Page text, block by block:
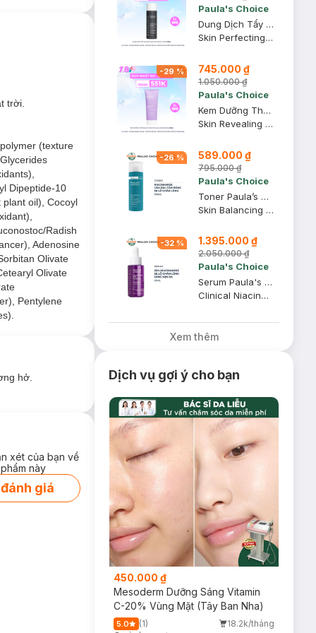
2 dung tích
trời.
(texture
Dipeptide-10
oil), Cocoyl
Radish
Adenosine
Olivate
Olivate
Pentylene
hở.
xét của bạn về
này
giá
Paula's Choice
Dung Dịch Tẩy Da Chết Paula’s Choice 2% BHA 118ml
Skin Perfecting 2% BHA Liquid
-29 % 745.000 ₫
1.050.000 ₫
Paula's Choice
Kem Dưỡng Thể Paula’s Choice 10% AHA Làm Sáng Da 210ml
Skin Revealing Body Lotion with 10% AHA
-26% 589.000 ₫
795.000 ₫
Paula's Choice
Toner Paula’s Choice Điều Chỉnh Lỗ Chân Lông 190ml
Skin Balancing Pore-Reducing Toner
-32% 1.395.000 ₫
2.050.000 ₫
Paula's Choice
Serum Paula's Choice Se Khít Lỗ Chân Lông Tối Ưu 20ml
Clinical Niacinamide 20% Treatment
Xem thêm
Dịch vụ gợi ý cho bạn
450.000 ₫
Mesoderm Dưỡng Sáng Vitamin
C-20% Vùng Mặt (Tây Ban Nha)
5.0 (1) 18.2k/tháng